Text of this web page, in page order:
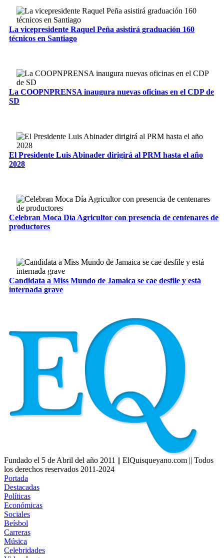
La vicepresidente Raquel Peña asistirá graduación 160
técnicos en Santiago
La COOPNPRENSA inaugura nuevas oficinas en el CDP de
SD
El Presidente Luis Abinader dirigirá al PRM hasta el año
2028
Celebran Moca Día Agricultor con presencia de centenares de
productores
Candidata a Miss Mundo de Jamaica se cae desfile y está
internada grave
Fundado el 5 de Abril del año 2011 || ElQuisqueyano.com || Todos
los derechos reservados 2011-2024
Portada
Destacadas
Políticas
Económicas
Sociales
Beísbol
Carreras
Música
Celebridades